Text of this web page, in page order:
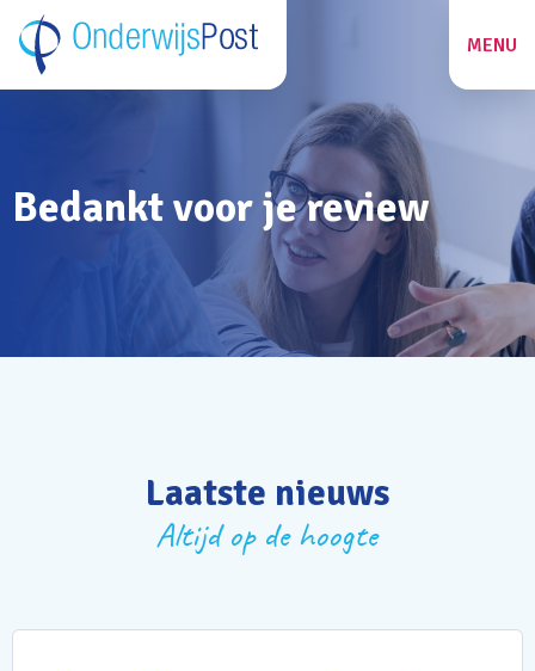
ZOEKEN
27
MENU
Bedankt voor je review
Laatste nieuws
Altijd op de hoogte